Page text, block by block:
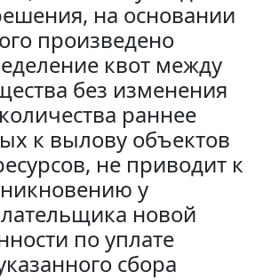
на основании
произведено
квот между
без изменения
раннее
к вылову объектов
не приводит к
у
новой
по уплате
сбора